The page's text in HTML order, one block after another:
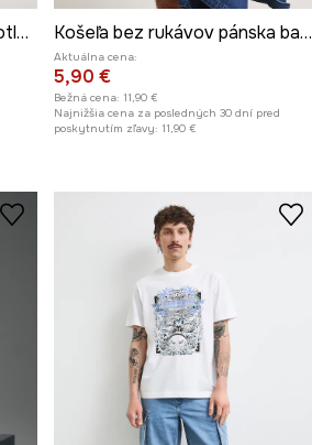
Tričko pánske bavlnené s potlačou Košeľa bez rukávov pánska bavlnená
Aktuálna cena:
5,90 €
Bežná cena: 11,90 €
Najnižšia cena za posledných 30 dní pred
poskytnutím zľavy: 11,90 €